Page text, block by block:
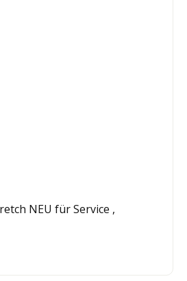
NEU für Service ,